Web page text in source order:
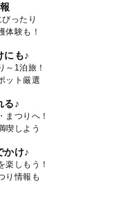
ったり
体験も！
にも♪
～1泊旅！
ット厳選
る♪
まつりへ！
喫しよう
かけ♪
楽しもう！
り情報も